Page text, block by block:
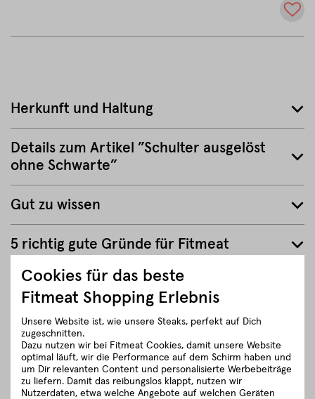
Herkunft und Haltung
Details zum Artikel ”Schulter ausgelöst
ohne Schwarte”
Gut zu wissen
5 richtig gute Gründe für Fitmeat
ZURÜCK ZUR ÜBERSICHT
Cookies für das beste
Fitmeat Shopping Erlebnis
Unsere Website ist, wie unsere Steaks, perfekt auf Dich
zugeschnitten.
Dazu nutzen wir bei Fitmeat Cookies, damit unsere Website
optimal läuft, wir die Performance auf dem Schirm haben und
um Dir relevanten Content und personalisierte Werbebeiträge
zu liefern. Damit das reibungslos klappt, nutzen wir
Nutzerdaten, etwa welche Angebote auf welchen Geräten